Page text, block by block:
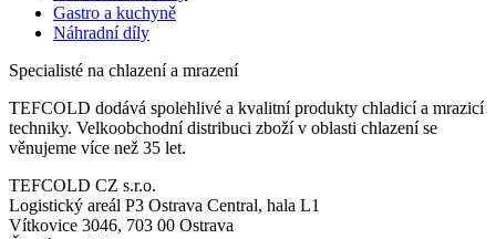
Gastro a kuchyně
Náhradní díly
Specialisté na chlazení a mrazení
TEFCOLD dodává spolehlivé a kvalitní produkty chladicí a mrazicí
techniky. Velkoobchodní distribuci zboží v oblasti chlazení se
věnujeme více než 35 let.
TEFCOLD CZ s.r.o.
Logistický areál P3 Ostrava Central, hala L1
Vítkovice 3046, 703 00 Ostrava